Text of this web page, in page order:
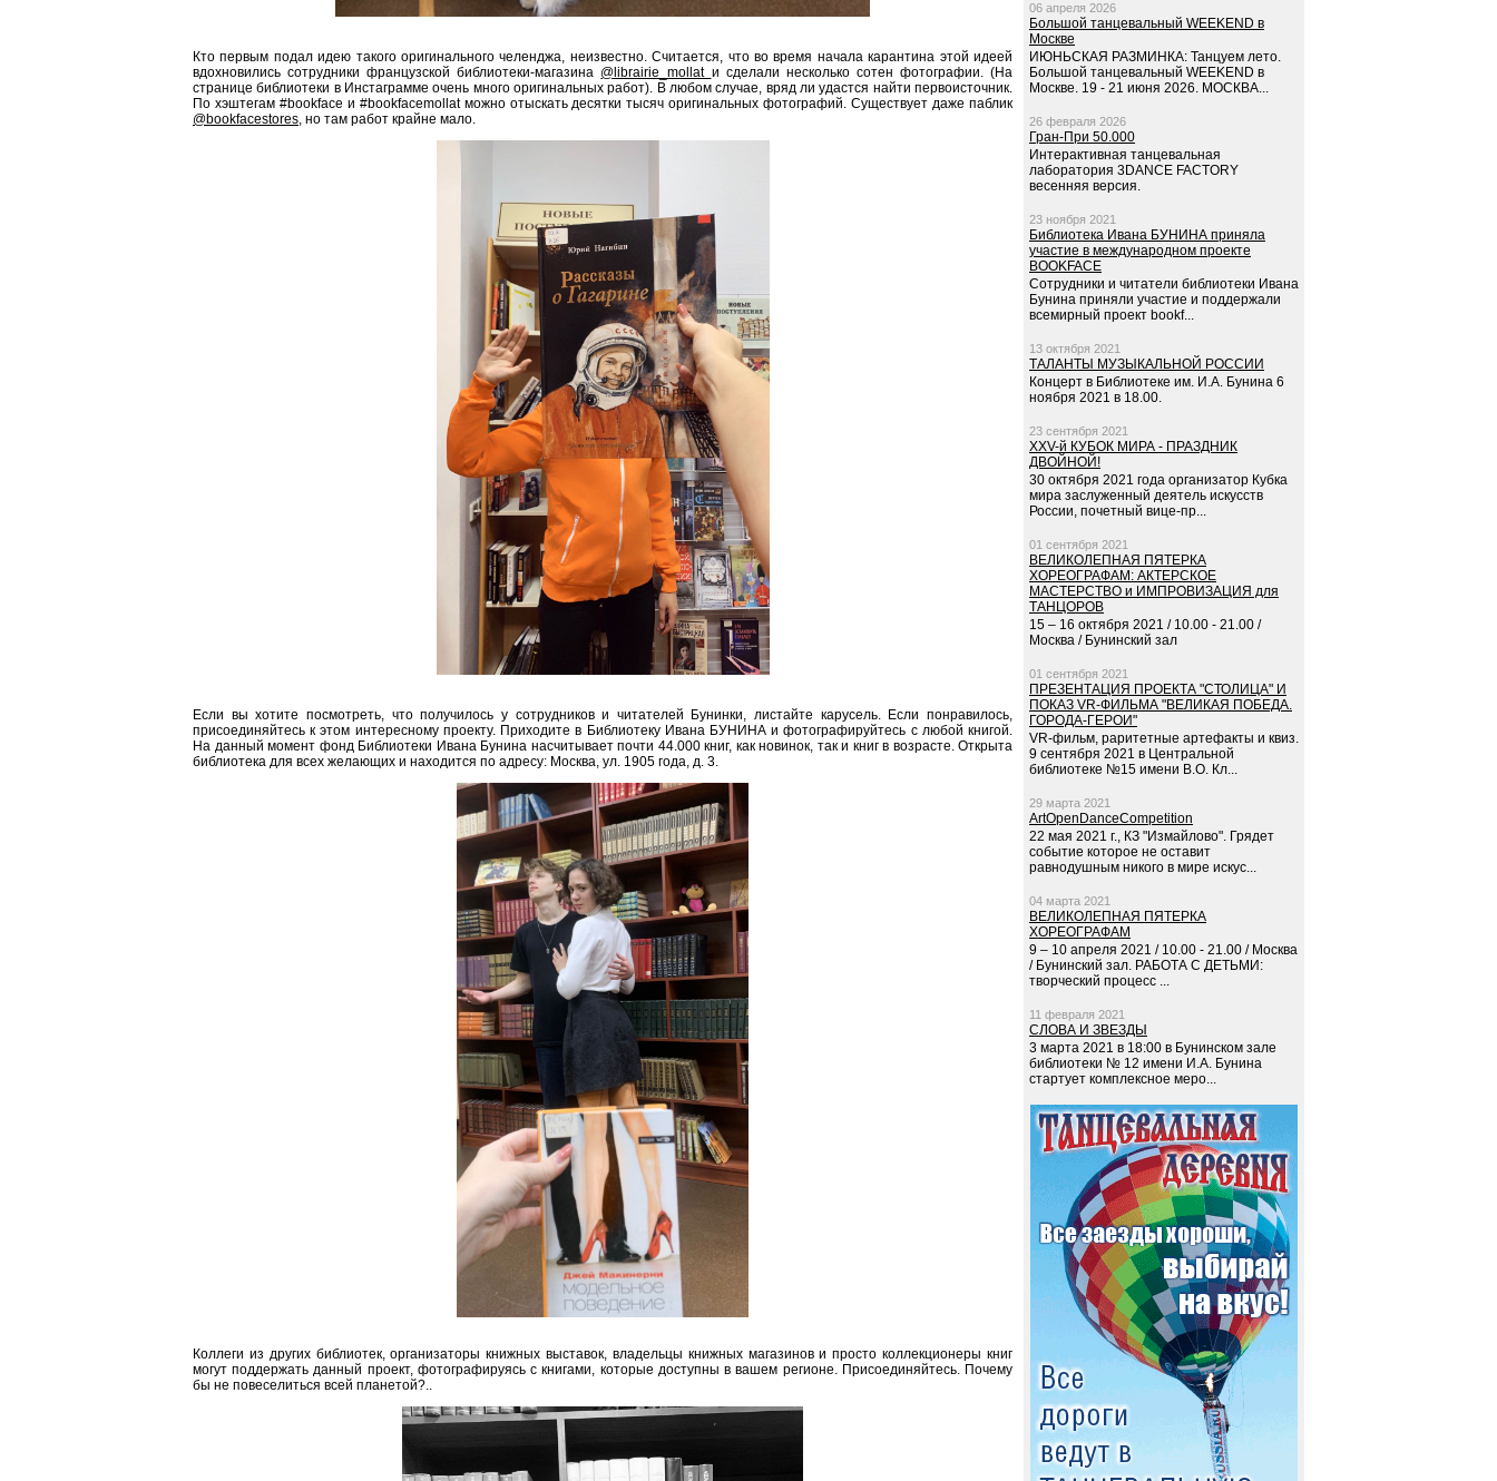
Кто первым подал идею такого оригинального челенджа, неизвестно. Считается, что во время начала карантина этой идеей
вдохновились сотрудники французской библиотеки-магазина @librairie_mollat и сделали несколько сотен фотографии. (На
странице библиотеки в Инстаграмме очень много оригинальных работ). В любом случае, вряд ли удастся найти первоисточник.
По хэштегам #bookface и #bookfacemollat можно отыскать десятки тысяч оригинальных фотографий. Существует даже паблик
@bookfacestores, но там работ крайне мало.
Если вы хотите посмотреть, что получилось у сотрудников и читателей Бунинки, листайте карусель. Если понравилось,
присоединяйтесь к этом интересному проекту. Приходите в Библиотеку Ивана БУНИНА и фотографируйтесь с любой книгой.
На данный момент фонд Библиотеки Ивана Бунина насчитывает почти 44.000 книг, как новинок, так и книг в возрасте. Открыта
библиотека для всех желающих и находится по адресу: Москва, ул. 1905 года, д. 3.
Коллеги из других библиотек, организаторы книжных выставок, владельцы книжных магазинов и просто коллекционеры книг
могут поддержать данный проект, фотографируясь с книгами, которые доступны в вашем регионе. Присоединяйтесь. Почему
бы не повеселиться всей планетой?..
06 апреля 2026
Большой танцевальный WEEKEND в
Москве
ИЮНЬСКАЯ РАЗМИНКА: Танцуем лето.
Большой танцевальный WEEKEND в
Москве. 19 - 21 июня 2026. МОСКВА...
26 февраля 2026
Гран-При 50.000
Интерактивная танцевальная
лаборатория 3DANCE FACTORY
весенняя версия.
23 ноября 2021
Библиотека Ивана БУНИНА приняла
участие в международном проекте
BOOKFACE
Сотрудники и читатели библиотеки Ивана
Бунина приняли участие и поддержали
всемирный проект bookf...
13 октября 2021
ТАЛАНТЫ МУЗЫКАЛЬНОЙ РОССИИ
Концерт в Библиотеке им. И.А. Бунина 6
ноября 2021 в 18.00.
23 сентября 2021
XXV-й КУБОК МИРА - ПРАЗДНИК
ДВОЙНОЙ!
30 октября 2021 года организатор Кубка
мира заслуженный деятель искусств
России, почетный вице-пр...
01 сентября 2021
ВЕЛИКОЛЕПНАЯ ПЯТЕРКА
ХОРЕОГРАФАМ: АКТЕРСКОЕ
МАСТЕРСТВО и ИМПРОВИЗАЦИЯ для
ТАНЦОРОВ
15 – 16 октября 2021 / 10.00 - 21.00 /
Москва / Бунинский зал
01 сентября 2021
ПРЕЗЕНТАЦИЯ ПРОЕКТА "СТОЛИЦА" И
ПОКАЗ VR-ФИЛЬМА "ВЕЛИКАЯ ПОБЕДА.
ГОРОДА-ГЕРОИ"
VR-фильм, раритетные артефакты и квиз.
9 сентября 2021 в Центральной
библиотеке №15 имени В.О. Кл...
29 марта 2021
ArtOpenDanceCompetition
22 мая 2021 г., КЗ "Измайлово". Грядет
событие которое не оставит
равнодушным никого в мире искус...
04 марта 2021
ВЕЛИКОЛЕПНАЯ ПЯТЕРКА
ХОРЕОГРАФАМ
9 – 10 апреля 2021 / 10.00 - 21.00 / Москва
/ Бунинский зал. РАБОТА С ДЕТЬМИ:
творческий процесс ...
11 февраля 2021
СЛОВА И ЗВЕЗДЫ
3 марта 2021 в 18:00 в Бунинском зале
библиотеки № 12 имени И.А. Бунина
стартует комплексное меро...